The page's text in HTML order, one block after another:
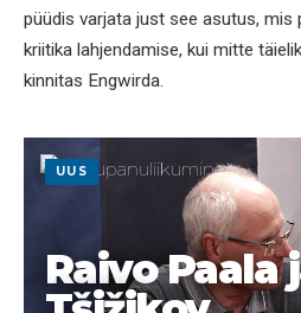
püüdis varjata just see asutus, mis
kriitika lahjendamise, kui mitte
kinnitas Engwirda.
UUS
Raivo Paala